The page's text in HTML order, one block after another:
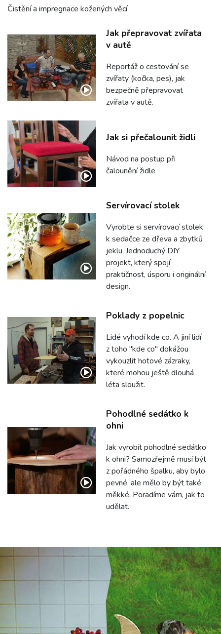
Čistění a impregnace kožených věcí
Jak přepravovat zvířata
v autě
Reportáž o cestování se
zvířaty (kočka, pes), jak
bezpečně přepravovat
zvířata v autě.
Jak si přečalounit židli
Návod na postup při
čalounění židle
Servírovací stolek
Vyrobte si servírovací stolek
k sedačce ze dřeva a zbytků
jeklu. Jednoduchý DIY
projekt, který spojí
praktičnost, úsporu i originální
design.
Poklady z popelnic
Lidé vyhodí kde co. A jiní lidí
z toho "kde co" dokážou
vykouzlit hotové zázraky,
které mohou ještě dlouhá
léta sloužit.
Pohodlné sedátko k
ohni
Jak vyrobit pohodlné sedátko
k ohni? Samozřejmě musí být
z pořádného špalku, aby bylo
pevné, ale mělo by být také
měkké. Poradíme vám, jak to
udělat.